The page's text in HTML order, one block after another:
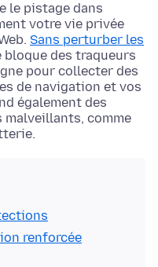
le pistage dans
votre vie privée
Sans perturber les
bloque des traqueurs
pour collecter des
de navigation et vos
également des
comme
renforcée